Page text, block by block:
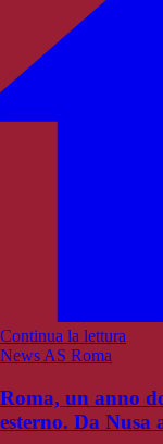
Continua la lettura
News AS Roma
Roma, un anno
esterno. Da Nusa